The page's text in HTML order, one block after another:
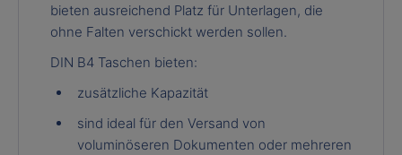
bieten ausreichend Platz für Unterlagen, die
ohne Falten verschickt werden sollen.
DIN B4 Taschen bieten:
zusätzliche Kapazität
sind ideal für den Versand von
voluminöseren Dokumenten oder mehreren